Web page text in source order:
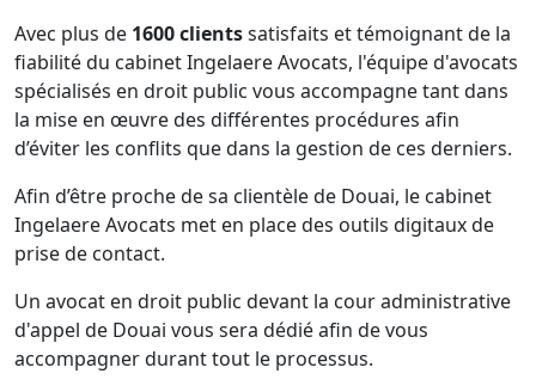
Avec plus de 1600 clientssatisfaits et témoignant de la
fiabilité du cabinet Ingelaere Avocats, l'équipe d'avocats
spécialisés en droit public vous accompagne tant dans
la mise en œuvre des différentes procédures afin
d’éviter les conflits que dans la gestion de ces derniers.
Afin d’être proche de sa clientèle de Douai, le cabinet
Ingelaere Avocats met en place des outils digitaux de
prise de contact.
Un avocat en droit public devant la cour administrative
d'appel de Douai vous sera dédié afin de vous
accompagner durant tout le processus.